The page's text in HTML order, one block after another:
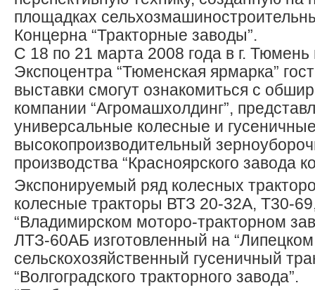
площадках
Концерна “Тракторные заводы”.
С 18 по 21 марта 2008 года в г. Тюмень
Экспоцентра “Тюменская ярмарка”
выставки смогут ознакомиться с
компании “Агромашхолдинг”,
универсальные колесные и
высокопроизводительный
производства “Красноярского завода
Экспонируемый ряд колесных
колесные тракторы ВТЗ 20-32А, Т30-
“Владимирском моторо-тракторном
ЛТЗ-60АБ изготовленный на “Липецком
сельскохозяйственный гусеничный
“Волгоградского тракторного завода”.